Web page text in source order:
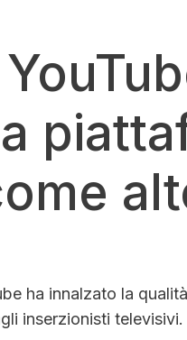
ha innalzato la
inserzionisti televisivi.